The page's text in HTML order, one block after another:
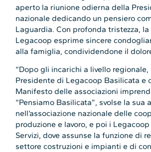
aperto la riunione odierna della
nazionale dedicando un pensiero
Laguardia. Con profonda tristezza, la
Legacoop esprime sincere
alla famiglia, condividendone il
“Dopo gli incarichi a livello regionale,
Presidente di Legacoop Basilicata e
Manifesto delle associazioni
“Pensiamo Basilicata”, svolse la sua
nell’associazione nazionale delle
produzione e lavoro, e poi i
Servizi, dove assunse la funzione di
settore costruzioni e impianti e di